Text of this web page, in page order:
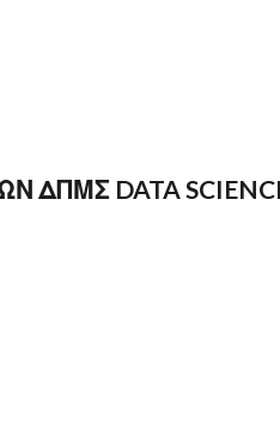
DATA SCIENCE